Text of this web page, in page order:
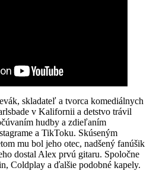
skladateľ a tvorca komediálnych
v Kalifornii a detstvo trávil
hudby a zdieľaním
a TikToku. Skúseným
mu bol jeho otec, nadšený fanúšik
dostal Alex prvú gitaru. Spoločne
Coldplay a ďalšie podobné kapely.